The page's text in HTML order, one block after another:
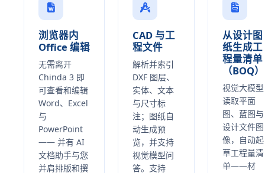
浏览器内
Office 编辑
无需离开
Chinda 3 即
可查看和编辑
Word、Excel
与
PowerPoint
—— 并有 AI
文档助手与您
并肩排版和撰
CAD 与工
程文件
解析并索引
DXF 图层、
实体、文本
与尺寸标
注；图纸自
动生成预
览，并支持
视觉模型问
答。支持
从设计图
纸生成工
程量清单
（BOQ）
视觉大模型
读取平面
图、蓝图与
设计文件图
像，自动起
草工程量清
单——材